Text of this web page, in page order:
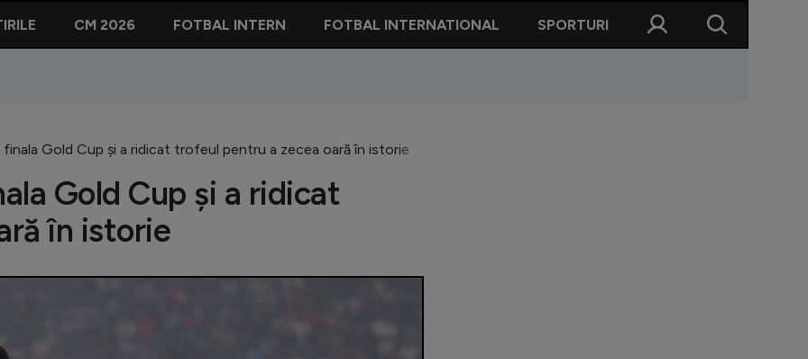
CM 2026 FOTBAL INTERN FOTBAL INTERNATIONAL SPORTURI
finala Gold Cup și a ridicat trofeul pentru a zecea oară în istorie
Gold Cup și a ridicat
în istorie